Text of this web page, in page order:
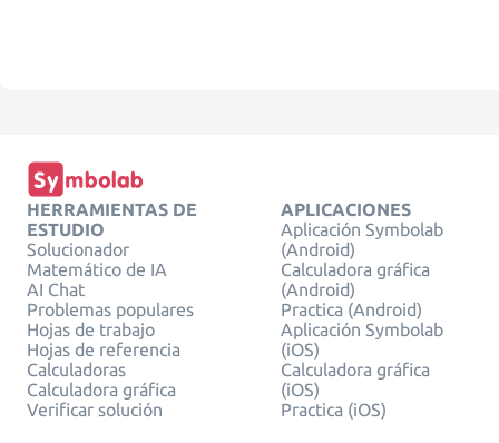
HERRAMIENTAS DE
ESTUDIO
Solucionador
Matemático de IA
AI Chat
Problemas populares
Hojas de trabajo
Hojas de referencia
Calculadoras
Calculadora gráfica
Verificar solución
APLICACIONES
Aplicación Symbolab
(Android)
Calculadora gráfica
(Android)
Practica (Android)
Aplicación Symbolab
(iOS)
Calculadora gráfica
(iOS)
Practica (iOS)